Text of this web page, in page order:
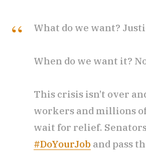
What do we want?
When do we want it?
This crisis isn’t over
workers and millions
wait for relief.
#DoYourJob and pass